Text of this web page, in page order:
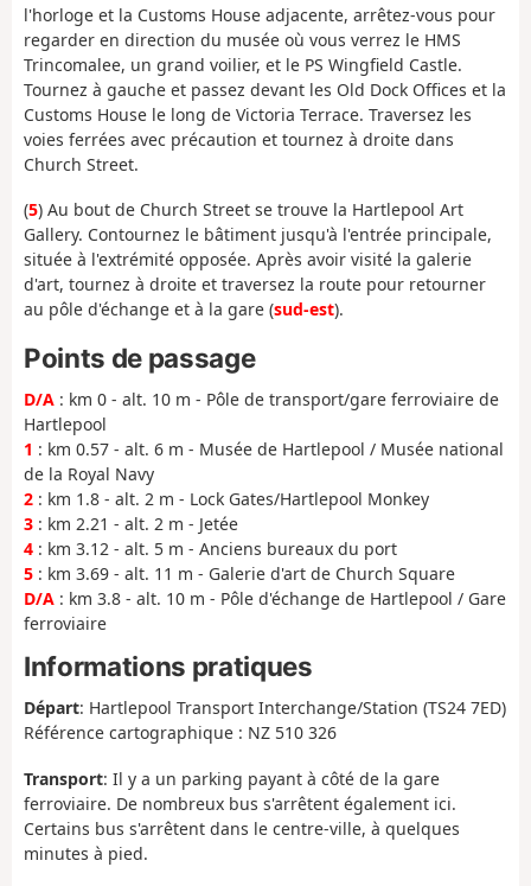
l'horloge et la Customs House adjacente, arrêtez-vous pour
regarder en direction du musée où vous verrez le HMS
Trincomalee, un grand voilier, et le PS Wingfield Castle.
Tournez à gauche et passez devant les Old Dock Offices et la
Customs House le long de Victoria Terrace. Traversez les
voies ferrées avec précaution et tournez à droite dans
Church Street.
(5) Au bout de Church Street se trouve la Hartlepool Art
Gallery. Contournez le bâtiment jusqu'à l'entrée principale,
située à l'extrémité opposée. Après avoir visité la galerie
d'art, tournez à droite et traversez la route pour retourner
au pôle d'échange et à la gare (sud-est).
Points de passage
D/A : km 0 - alt. 10 m - Pôle de transport/gare ferroviaire de
Hartlepool
1 : km 0.57 - alt. 6 m - Musée de Hartlepool / Musée national
de la Royal Navy
2 : km 1.8 - alt. 2 m - Lock Gates/Hartlepool Monkey
3 : km 2.21 - alt. 2 m - Jetée
4 : km 3.12 - alt. 5 m - Anciens bureaux du port
5 : km 3.69 - alt. 11 m - Galerie d'art de Church Square
D/A : km 3.8 - alt. 10 m - Pôle d'échange de Hartlepool / Gare
ferroviaire
Informations pratiques
Départ: Hartlepool Transport Interchange/Station (TS24 7ED)
Référence cartographique : NZ 510 326
Transport: Il y a un parking payant à côté de la gare
ferroviaire. De nombreux bus s'arrêtent également ici.
Certains bus s'arrêtent dans le centre-ville, à quelques
minutes à pied.